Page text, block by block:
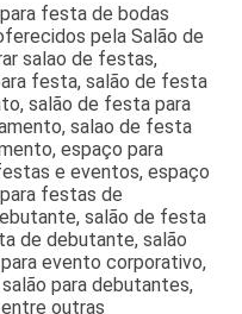
festa de bodas
pela Salão de
salao de festas,
festa, salão de festa
salão de festa para
salao de festa
espaço para
e eventos, espaço
festas de
salão de festa
de debutante, salão
evento corporativo,
para debutantes,
outras